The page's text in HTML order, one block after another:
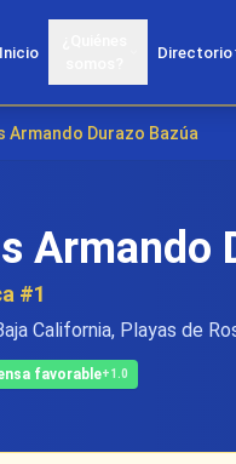
Inicio Directorio
Armando Durazo Bazúa
Armando
#1
California, Playas de
favorable+1.0